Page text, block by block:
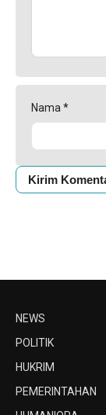
Nama *
NEWS
POLITIK
HUKRIM
PEMERINTAHAN